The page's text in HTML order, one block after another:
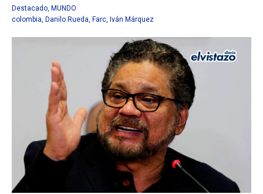
Destacado, MUNDO
colombia, Danilo Rueda, Farc, Iván Márquez